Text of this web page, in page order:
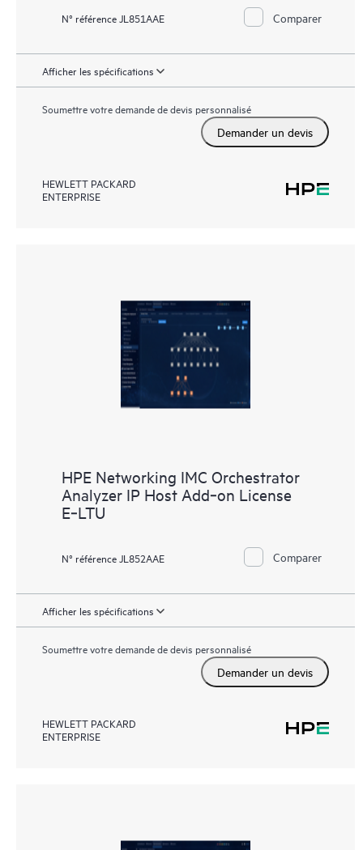
N° référence JL851AAE Comparer
Afficher les spécifications
Soumettre votre demande de devis personnalisé
Demander un devis
HEWLETT PACKARD
ENTERPRISE
HPE Networking IMC Orchestrator
Analyzer IP Host Add‑on License
E‑LTU
N° référence JL852AAE Comparer
Afficher les spécifications
Soumettre votre demande de devis personnalisé
Demander un devis
HEWLETT PACKARD
ENTERPRISE